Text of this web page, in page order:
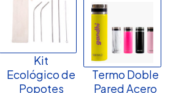
Kit
Ecológico de
Popotes
Termo Doble
Pared Acero